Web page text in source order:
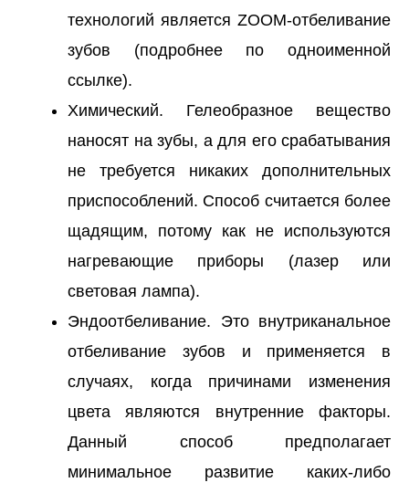
технологий является ZOOM-отбеливание
зубов (подробнее по одноименной
ссылке).
Химический. Гелеобразное вещество
наносят на зубы, а для его срабатывания
не требуется никаких дополнительных
приспособлений. Способ считается более
щадящим, потому как не используются
нагревающие приборы (лазер или
световая лампа).
Эндоотбеливание. Это внутриканальное
отбеливание зубов и применяется в
случаях, когда причинами изменения
цвета являются внутренние факторы.
Данный способ предполагает
минимальное развитие каких-либо